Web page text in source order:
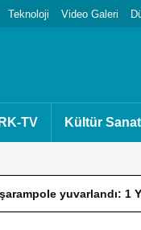
Teknoloji Video Galeri
TV Kültür Sanat
1 Yaralı